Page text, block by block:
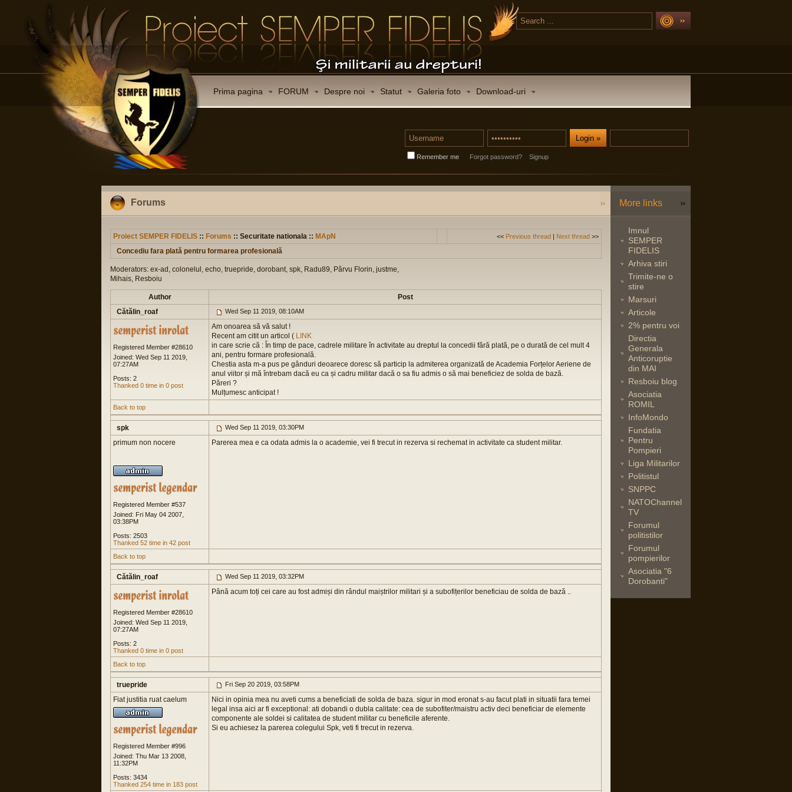
Prima pagina FORUM Despre noi Statut Galeria foto Download-uri
Remember me Forgot password? Signup
Forums
Proiect SEMPER FIDELIS :: Forums :: Securitate nationala :: MApN << Previous thread | Next thread >>
Concediu fara plată pentru formarea profesională
Moderators: ex-ad, colonelul, echo, truepride, dorobant, spk, Radu89, Pârvu Florin, justme,
Mihais, Resboiu
Author
Post
Cătălin_roaf
Wed Sep 11 2019, 08:10AM
Registered Member #28610
Joined: Wed Sep 11 2019,
07:27AM
Posts: 2
Thanked 0 time in 0 post
Am onoarea să vă salut !
Recent am citit un articol ( LINK
in care scrie că : În timp de pace, cadrele militare în activitate au dreptul la concedii fără plată, pe o durată de cel mult 4
ani, pentru formare profesională.
Chestia asta m-a pus pe gânduri deoarece doresc să particip la admiterea organizată de Academia Forțelor Aeriene de
anul viitor și mă întrebam dacă eu ca și cadru militar dacă o sa fiu admis o să mai beneficiez de solda de bază.
Păreri ?
Mulțumesc anticipat !
Back to top
spk Wed Sep 11 2019, 03:30PM
primum non nocere
Registered Member #537
Joined: Fri May 04 2007,
03:38PM
Posts: 2503
Thanked 52 time in 42 post
Parerea mea e ca odata admis la o academie, vei fi trecut in rezerva si rechemat in activitate ca student militar.
Back to top
Cătălin_roaf Wed Sep 11 2019, 03:32PM
Registered Member #28610
Joined: Wed Sep 11 2019,
07:27AM
Posts: 2
Thanked 0 time in 0 post
Până acum toți cei care au fost admiși din rândul maiștrilor militari și a subofițerilor beneficiau de solda de bază ..
Back to top
truepride Fri Sep 20 2019, 03:58PM
Fiat justitia ruat caelum
Registered Member #996
Joined: Thu Mar 13 2008,
11:32PM
Posts: 3434
Thanked 254 time in 183 post
Nici in opinia mea nu aveti cums a beneficiati de solda de baza. sigur in mod eronat s-au facut plati in situatii fara temei
legal insa aici ar fi exceptional: ati dobandi o dubla calitate: cea de subofiter/maistru activ deci beneficiar de elemente
componente ale soldei si calitatea de student militar cu beneficile aferente.
Si eu achiesez la parerea colegului Spk, veti fi trecut in rezerva.
More links
Imnul
SEMPER
FIDELIS
Arhiva stiri
Trimite-ne o
stire
Marsuri
Articole
2% pentru voi
Directia
Generala
Anticoruptie
din MAI
Resboiu blog
Asociatia
ROMIL
InfoMondo
Fundatia
Pentru
Pompieri
Liga Militarilor
Politistul
SNPPC
NATOChannel
TV
Forumul
politistilor
Forumul
pompierilor
Asociatia "6
Dorobanti"